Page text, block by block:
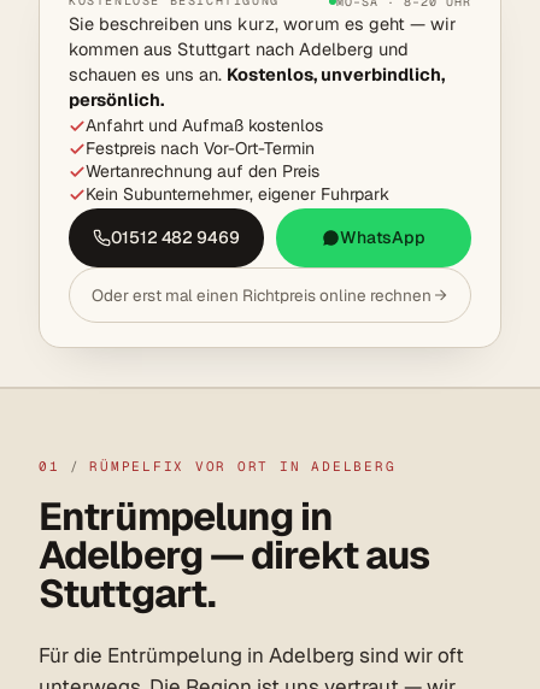
Sie beschreiben uns kurz, worum es geht — wir
kommen aus Stuttgart nach Adelberg und
schauen es uns an. Kostenlos, unverbindlich,
persönlich.
Anfahrt und Aufmaß kostenlos
Festpreis nach Vor-Ort-Termin
Wertanrechnung auf den Preis
Kein Subunternehmer, eigener Fuhrpark
01512 482 9469
WhatsApp
Oder erst mal einen Richtpreis online rechnen
01 / RÜMPELFIX VOR ORT IN ADELBERG
Entrümpelung in
Adelberg — direkt aus
Stuttgart.
Für die Entrümpelung in Adelberg sind wir oft